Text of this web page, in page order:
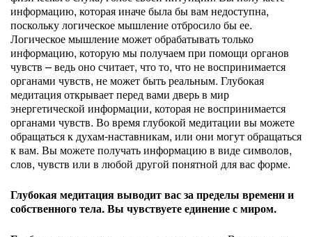
информацию, которая иначе была бы вам недоступна,
поскольку логическое мышление отбросило бы ее.
Логическое мышление может обрабатывать только
информацию, которую мы получаем при помощи органов
чувств – ведь оно считает, что то, что не воспринимается
органами чувств, не может быть реальным. Глубокая
медитация открывает перед вами дверь в мир
энергетической информации, которая не воспринимается
органами чувств. Во время глубокой медитации вы можете
обращаться к духам-наставникам, или они могут обращаться
к вам. Вы можете получать информацию в виде символов,
слов, чувств или в любой другой понятной для вас форме.
Глубокая медитация выводит вас за пределы времени и
собственного тела. Вы чувствуете единение с миром.